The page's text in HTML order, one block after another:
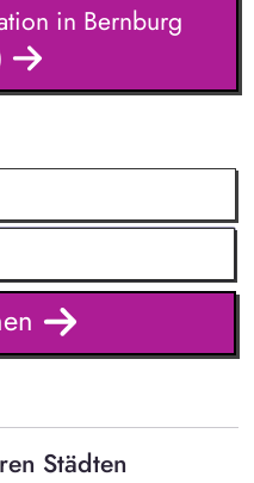
in Bernburg
Städten